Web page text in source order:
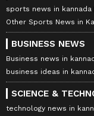
sports news in kannada
Other Sports News in
BUSINESS NEWS
Business news in
business ideas in
SCIENCE &
technology news in